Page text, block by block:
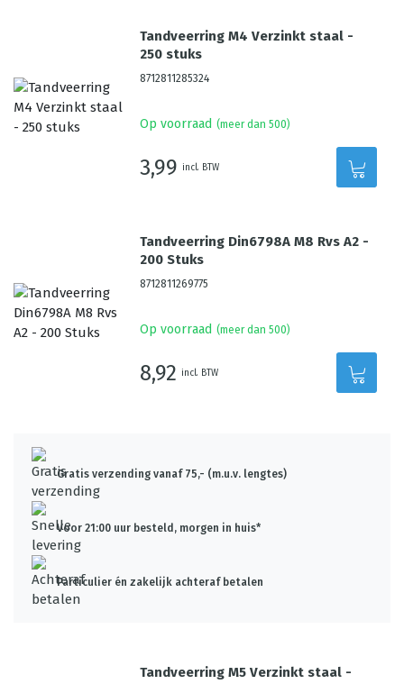
Tandveerring M4 Verzinkt staal -
250 stuks
8712811285324
Op voorraad (meer dan 500)
3,99 incl. BTW
Tandveerring Din6798A M8 Rvs A2 -
200 Stuks
8712811269775
Op voorraad (meer dan 500)
8,92 incl. BTW
Gratis verzending vanaf 75,- (m.u.v. lengtes)
Voor 21:00 uur besteld, morgen in huis*
Particulier én zakelijk achteraf betalen
Tandveerring M5 Verzinkt staal -